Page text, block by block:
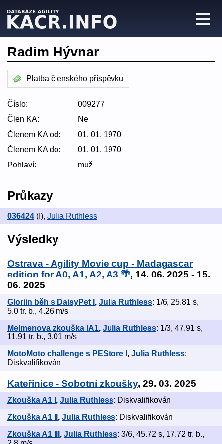
Radim Hývnar
Platba členského příspěvku
Číslo:
009277
Člen KA:
Ne
Členem KA od:
01. 01. 1970
Členem KA do:
01. 01. 1970
Pohlaví:
muž
Průkazy
036424 (I), Julia Ruthless
Výsledky
Ostrava - Agility Movie cup - Madagascar
edition for A0, A1, A2, A3 🌴, 14. 06. 2025 - 15.
06. 2025
Gloriin běh s DaisyPet I , Julia Ruthless: 1/6, 25.81 s,
5.0 tr. b., 4.26 m/s
Melmenova zkouška IA1, Julia Ruthless: 1/3, 47.91 s,
11.91 tr. b., 3.01 m/s
MotoMoto challenge s PEStore I , Julia Ruthless:
Diskvalifikován
Kateřinice - Sobotní zkoušky, 29. 03. 2025
Zkouška A1 I , Julia Ruthless: Diskvalifikován
Zkouška A1 II , Julia Ruthless: Diskvalifikován
Zkouška A1 III , Julia Ruthless: 3/6, 45.72 s, 17.72 tr. b.,